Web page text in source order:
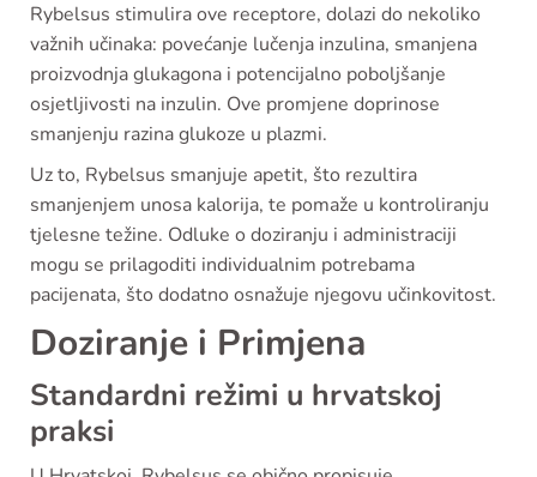
Rybelsus stimulira ove receptore, dolazi do nekoliko
važnih učinaka: povećanje lučenja inzulina, smanjena
proizvodnja glukagona i potencijalno poboljšanje
osjetljivosti na inzulin. Ove promjene doprinose
smanjenju razina glukoze u plazmi.
Uz to, Rybelsus smanjuje apetit, što rezultira
smanjenjem unosa kalorija, te pomaže u kontroliranju
tjelesne težine. Odluke o doziranju i administraciji
mogu se prilagoditi individualnim potrebama
pacijenata, što dodatno osnažuje njegovu učinkovitost.
Doziranje i Primjena
Standardni režimi u hrvatskoj
praksi